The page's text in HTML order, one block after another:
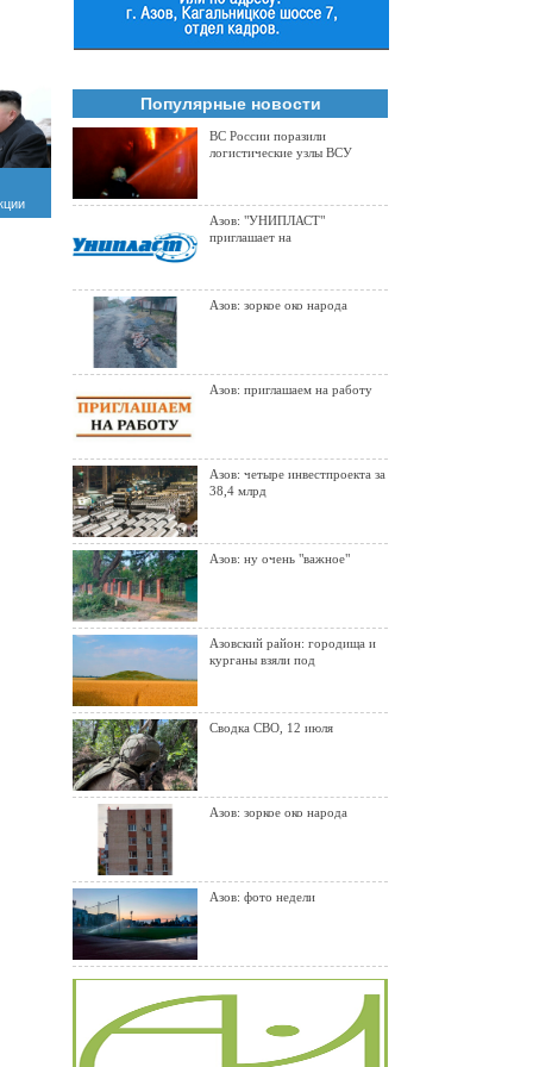
Популярные новости
ВС России поразили
логистические узлы ВСУ
Азов: "УНИПЛАСТ"
приглашает на
Азов: зоркое око народа
Азов: приглашаем на работу
Азов: четыре инвестпроекта за
38,4 млрд
Азов: ну очень "важное"
Азовский район: городища и
курганы взяли под
Сводка СВО, 12 июля
Азов: зоркое око народа
Азов: фото недели